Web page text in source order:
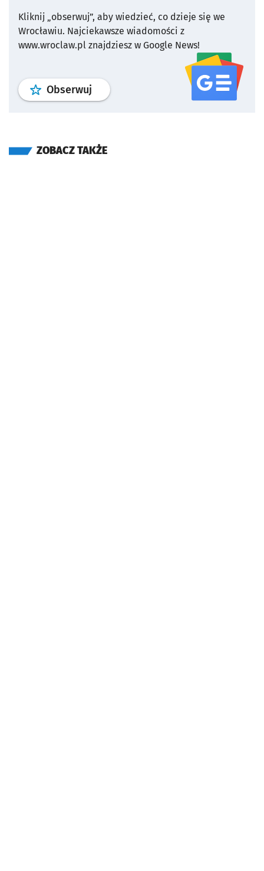
Kliknij „obserwuj”, aby wiedzieć, co dzieje się we
Wrocławiu. Najciekawsze wiadomości z
www.wroclaw.pl znajdziesz w Google News!
Obserwuj profil serwisu
ZOBACZ TAKŻE